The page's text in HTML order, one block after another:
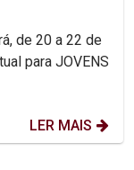
de 20 a 22 de
para JOVENS
LER MAIS